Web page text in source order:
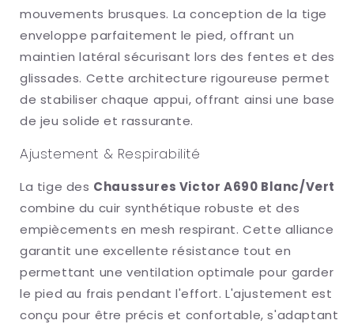
mouvements brusques. La conception de la tige
enveloppe parfaitement le pied, offrant un
maintien latéral sécurisant lors des fentes et des
glissades. Cette architecture rigoureuse permet
de stabiliser chaque appui, offrant ainsi une base
de jeu solide et rassurante.
Ajustement & Respirabilité
La tige des Chaussures Victor A690 Blanc/Vert
combine du cuir synthétique robuste et des
empiècements en mesh respirant. Cette alliance
garantit une excellente résistance tout en
permettant une ventilation optimale pour garder
le pied au frais pendant l'effort. L'ajustement est
conçu pour être précis et confortable, s'adaptant